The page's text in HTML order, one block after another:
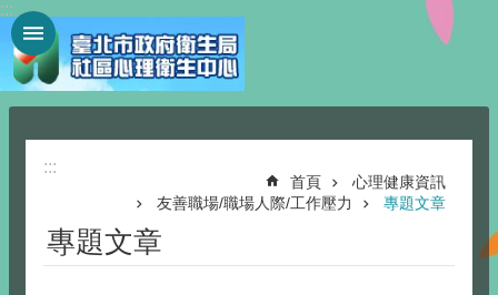
跳到主要內容區塊
:::
:::
首頁
心理健康資訊
友善職場/職場人際/工作壓力
專題文章
專題文章